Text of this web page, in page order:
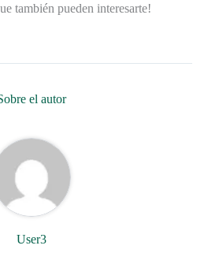
también pueden interesarte!
el autor
User3